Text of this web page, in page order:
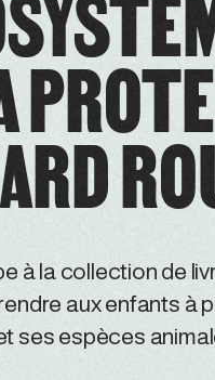
à la collection de
aux enfants à
ses espèces